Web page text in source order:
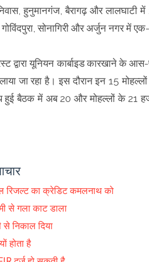
हुनुमानगंज, बैरागढ़ और लालघाटी
सोनागिरी और अर्जुन नगर में
द्वारा यूनियन कार्बाइड कारखाने के
जा रहा है। इस दौरान इन 15 मोहल्लों
हुई बैठक में अब 20 और मोहल्लों के 21
रिजल्ट का क्रेडिट कमलनाथ को
से गला काट डाला
से निकाल दिया
होता है